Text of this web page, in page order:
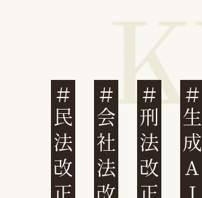
民法改正 会社法改正 刑法改正 生成AI